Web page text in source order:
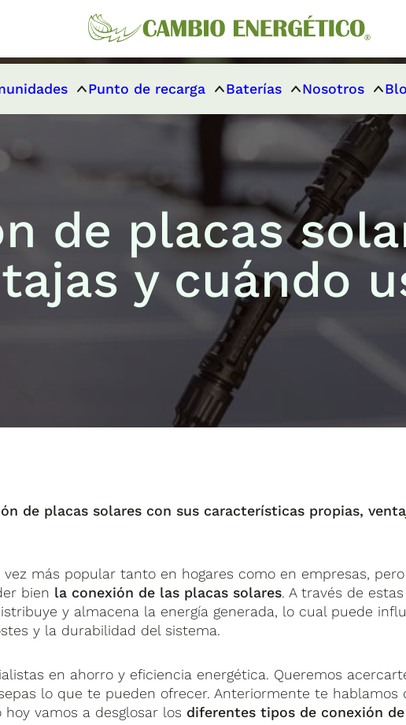
Punto de recarga Baterías Nosotros
de placas
y cuándo
de placas solares con sus características propias,
más popular tanto en hogares como en empresas,
bien la conexión de las placas solares. A través de estas
y almacena la energía generada, lo cual puede
y la durabilidad del sistema.
en ahorro y eficiencia energética. Queremos
lo que te pueden ofrecer. Anteriormente te hablamos
hoy vamos a desglosar los diferentes tipos de conexión de